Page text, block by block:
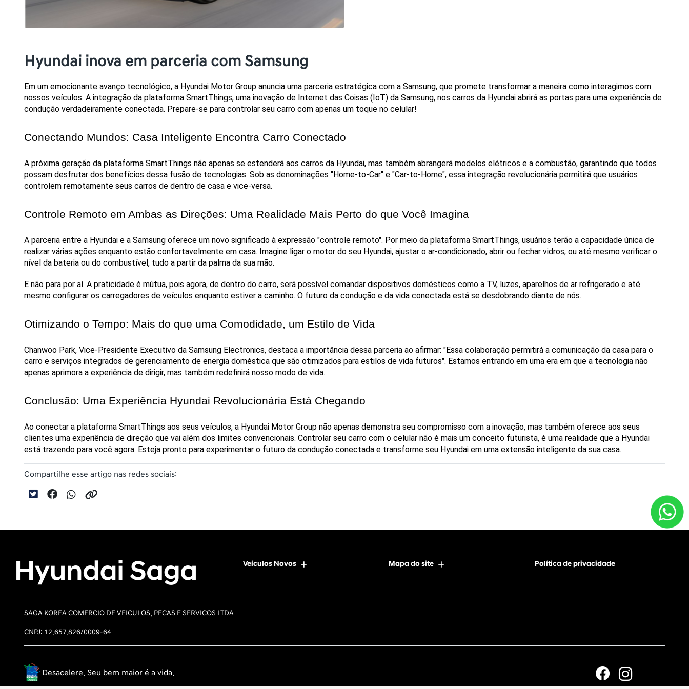
Hyundai inova em parceria com Samsung
Em um emocionante avanço tecnológico, a Hyundai Motor Group anuncia uma parceria estratégica com a Samsung, que promete transformar a maneira como interagimos com
nossos veículos. A integração da plataforma SmartThings, uma inovação de Internet das Coisas (IoT) da Samsung, nos carros da Hyundai abrirá as portas para uma experiência de
condução verdadeiramente conectada. Prepare-se para controlar seu carro com apenas um toque no celular!
Conectando Mundos: Casa Inteligente Encontra Carro Conectado
A próxima geração da plataforma SmartThings não apenas se estenderá aos carros da Hyundai, mas também abrangerá modelos elétricos e a combustão, garantindo que todos
possam desfrutar dos benefícios dessa fusão de tecnologias. Sob as denominações "Home-to-Car" e "Car-to-Home", essa integração revolucionária permitirá que usuários
controlem remotamente seus carros de dentro de casa e vice-versa.
Controle Remoto em Ambas as Direções: Uma Realidade Mais Perto do que Você Imagina
A parceria entre a Hyundai e a Samsung oferece um novo significado à expressão "controle remoto". Por meio da plataforma SmartThings, usuários terão a capacidade única de
realizar várias ações enquanto estão confortavelmente em casa. Imagine ligar o motor do seu Hyundai, ajustar o ar-condicionado, abrir ou fechar vidros, ou até mesmo verificar o
nível da bateria ou do combustível, tudo a partir da palma da sua mão.
E não para por aí. A praticidade é mútua, pois agora, de dentro do carro, será possível comandar dispositivos domésticos como a TV, luzes, aparelhos de ar refrigerado e até
mesmo configurar os carregadores de veículos enquanto estiver a caminho. O futuro da condução e da vida conectada está se desdobrando diante de nós.
Otimizando o Tempo: Mais do que uma Comodidade, um Estilo de Vida
Chanwoo Park, Vice-Presidente Executivo da Samsung Electronics, destaca a importância dessa parceria ao afirmar: "Essa colaboração permitirá a comunicação da casa para o
carro e serviços integrados de gerenciamento de energia doméstica que são otimizados para estilos de vida futuros". Estamos entrando em uma era em que a tecnologia não
apenas aprimora a experiência de dirigir, mas também redefinirá nosso modo de vida.
Conclusão: Uma Experiência Hyundai Revolucionária Está Chegando
Ao conectar a plataforma SmartThings aos seus veículos, a Hyundai Motor Group não apenas demonstra seu compromisso com a inovação, mas também oferece aos seus
clientes uma experiência de direção que vai além dos limites convencionais. Controlar seu carro com o celular não é mais um conceito futurista, é uma realidade que a Hyundai
está trazendo para você agora. Esteja pronto para experimentar o futuro da condução conectada e transforme seu Hyundai em uma extensão inteligente da sua casa.
Compartilhe esse artigo nas redes sociais:
Veículos Novos Mapa do site Política de privacidade
SAGA KOREA COMERCIO DE VEICULOS, PECAS E SERVICOS LTDA
CNPJ: 12.657.826/0009-64
Desacelere. Seu bem maior é a vida.